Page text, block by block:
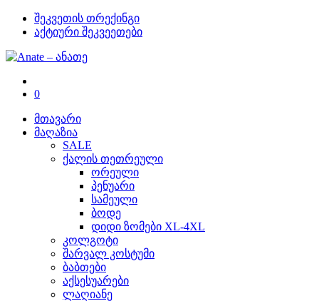
შეკვეთის თრექინგი
აქტიური შეკვეეთები
0
მთავარი
მაღაზია
SALE
ქალის თეთრეული
ორეული
პენუარი
სამეული
ბოდე
დიდი ზომები XL-4XL
კოლგოტი
შარვალ კოსტუმი
ბაბთები
აქსესუარები
ლაღიანე